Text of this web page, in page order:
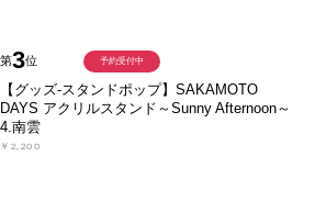
第3位
【グッズ-スタンドポップ】SAKAMOTO
DAYS アクリルスタンド～Sunny Afternoon～
4.南雲
￥2,200
予約受付中